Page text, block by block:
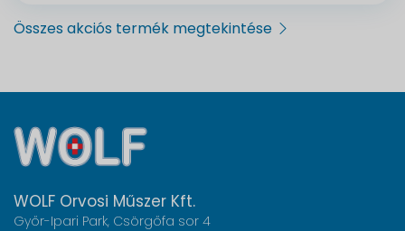
Összes akciós termék megtekintése
WOLF Orvosi Műszer Kft.
Győr-Ipari Park, Csörgőfa sor 4